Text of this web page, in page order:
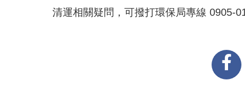
清運相關疑問，可撥打環保局專線 0905-